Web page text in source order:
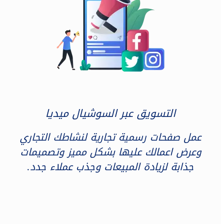
التسويق عبر السوشيال ميديا
عمل صفحات رسمية تجارية لنشاطك التجاري
وعرض اعمالك عليها بشكل مميز وتصميمات
جذابة لزيادة المبيعات وجذب عملاء جدد.